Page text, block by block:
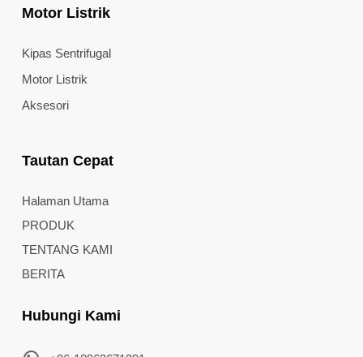
Motor Listrik
Kipas Sentrifugal
Motor Listrik
Aksesori
Tautan Cepat
Halaman Utama
PRODUK
TENTANG KAMI
BERITA
Hubungi Kami